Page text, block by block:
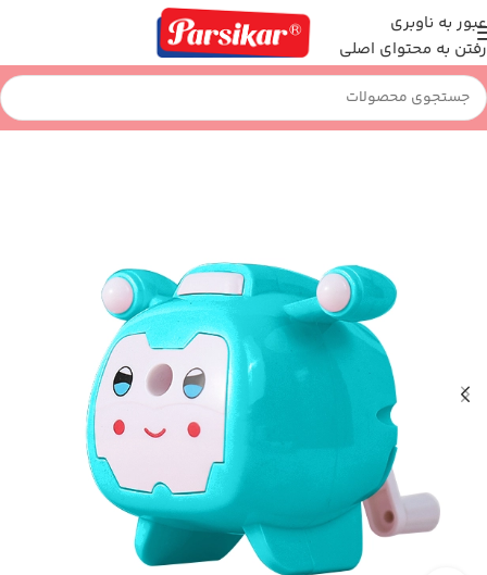
عبور به ناوبری
رفتن به محتوای اصلی
خانه نوشت افزار تراش رومیزی